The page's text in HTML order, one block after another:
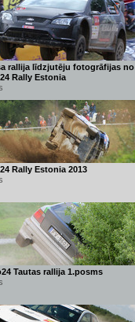
rallija līdzjutēju fotogrāfijas no
Rally Estonia
Rally Estonia 2013
Tautas rallija 1.posms